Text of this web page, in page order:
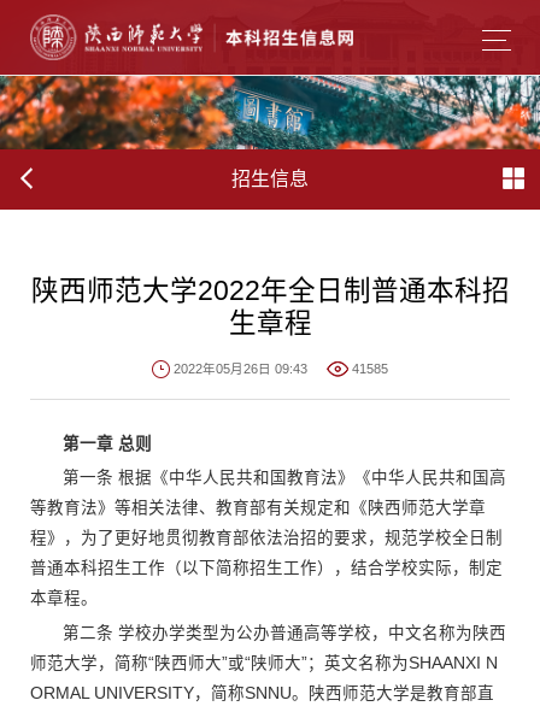
招生信息
陕西师范大学2022年全日制普通本科招
生章程
2022年05月26日 09:43 41585
第一章 总则
第一条 根据《中华人民共和国教育法》《中华人民共和国高
等教育法》等相关法律、教育部有关规定和《陕西师范大学章
程》，为了更好地贯彻教育部依法治招的要求，规范学校全日制
普通本科招生工作（以下简称招生工作），结合学校实际，制定
本章程。
第二条 学校办学类型为公办普通高等学校，中文名称为陕西
师范大学，简称“陕西师大”或“陕师大”；英文名称为SHAANXI N
ORMAL UNIVERSITY，简称SNNU。陕西师范大学是教育部直